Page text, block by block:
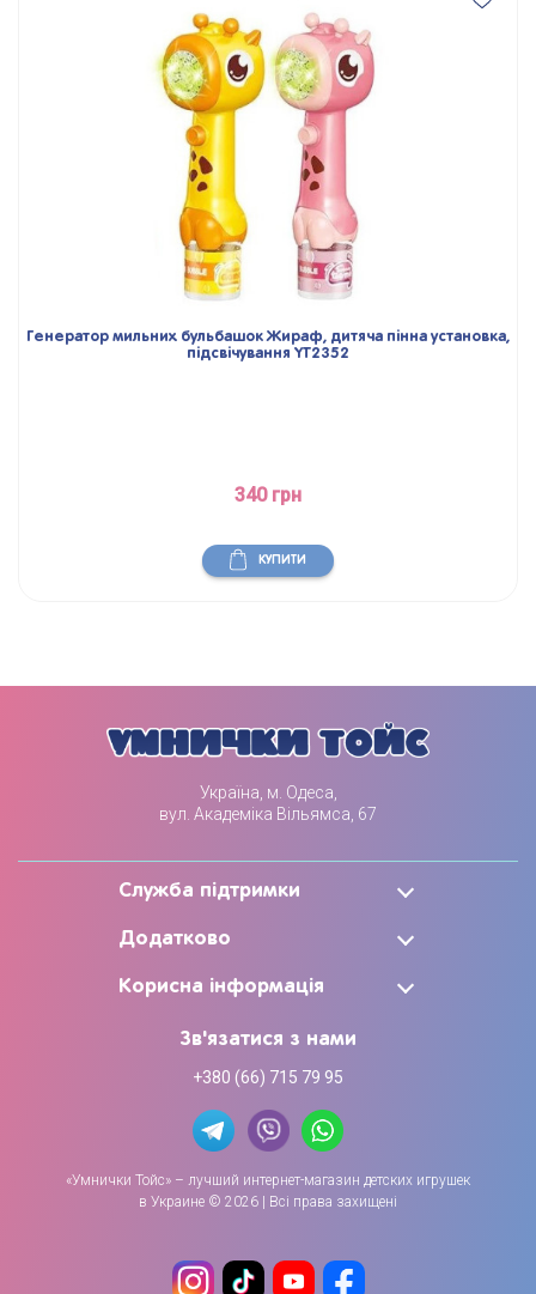
Генератор мильних бульбашок Жираф, дитяча пінна установка,
підсвічування YT2352
340 грн
КУПИТИ
Україна, м. Одеса,
вул. Академіка Вільямса, 67
Служба підтримки
Додатково
Корисна інформація
Зв'язатися з нами
+380 (66) 715 79 95
«Умнички Тойс» – лучший интернет-магазин детских игрушек
в Украине © 2026 | Всі права захищені